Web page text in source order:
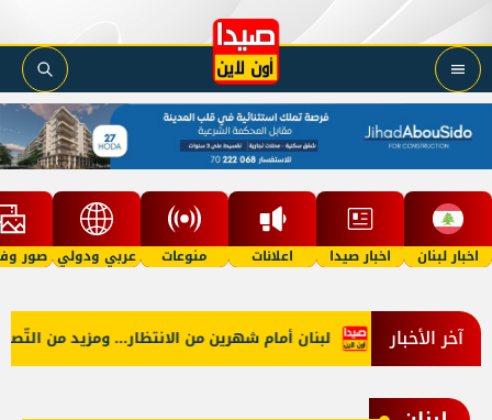
اخبار لبنان اخبار صيدا اعلانات منوعات عربي ودولي صور
آخر الأخبار لبنان أمام شهرين من الانتظار... ومزيد من التّصعيد؟